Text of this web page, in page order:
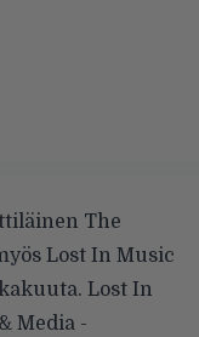
The
Lost In Music
Lost In
Media -